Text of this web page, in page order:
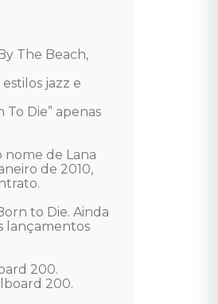
The Beach,
jazz e
Die” apenas
nome de Lana
de 2010,
to Die. Ainda
lançamentos
200.
200.